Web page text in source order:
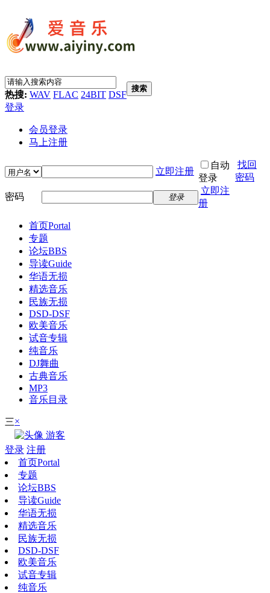
热搜: WAV FLAC 24BIT DSF
搜索
登录
会员登录
马上注册
立即注册
自动
登录
找回
密码
密码
登录
立即注
册
首页Portal
专题
论坛BBS
导读Guide
华语无损
精选音乐
民族无损
DSD-DSF
欧美音乐
试音专辑
纯音乐
DJ舞曲
古典音乐
MP3
音乐目录
三×
游客
登录 注册
首页Portal
专题
论坛BBS
导读Guide
华语无损
精选音乐
民族无损
DSD-DSF
欧美音乐
试音专辑
纯音乐